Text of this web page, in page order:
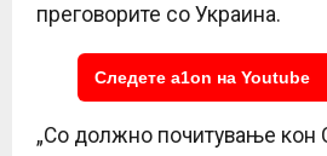
преговорите со Украина.
Следете a1on на Youtube
„Со должно почитување кон